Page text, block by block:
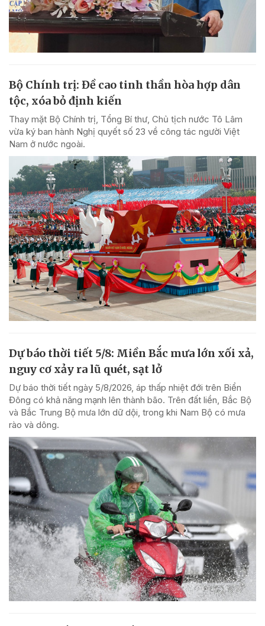
Bộ Chính trị: Đề cao tinh thần hòa hợp dân
tộc, xóa bỏ định kiến
Thay mặt Bộ Chính trị, Tổng Bí thư, Chủ tịch nước Tô Lâm
vừa ký ban hành Nghị quyết số 23 về công tác người Việt
Nam ở nước ngoài.
Dự báo thời tiết 5/8: Miền Bắc mưa lớn xối xả,
nguy cơ xảy ra lũ quét, sạt lở
Dự báo thời tiết ngày 5/8/2026, áp thấp nhiệt đới trên Biển
Đông có khả năng mạnh lên thành bão. Trên đất liền, Bắc Bộ
và Bắc Trung Bộ mưa lớn dữ dội, trong khi Nam Bộ có mưa
rào và dông.